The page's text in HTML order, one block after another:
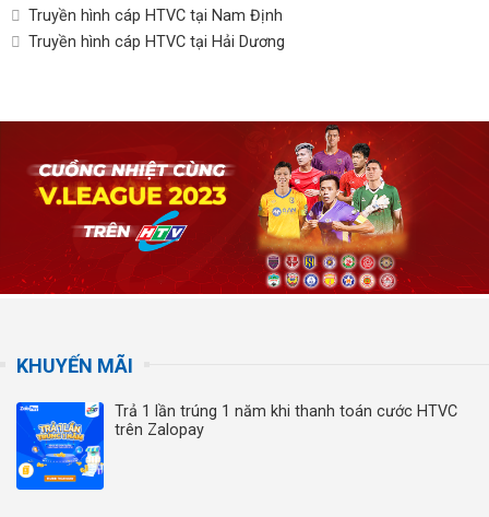
Truyền hình cáp HTVC tại Nam Định
Truyền hình cáp HTVC tại Hải Dương
KHUYẾN MÃI
Trả 1 lần trúng 1 năm khi thanh toán cước HTVC
trên Zalopay